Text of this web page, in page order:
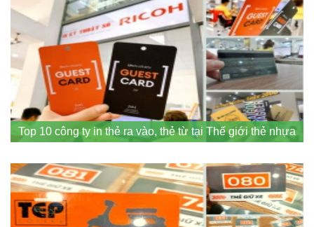
Top 10 công ty in thẻ ra vào, thẻ từ tại Thế giới thẻ nhựa